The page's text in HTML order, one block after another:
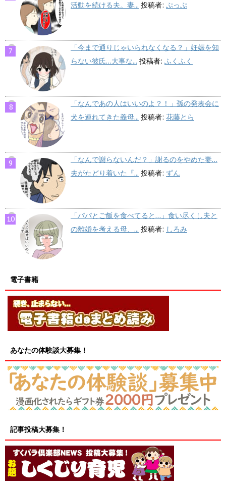
活動を続ける夫。妻... 投稿者: ぷっぷ
「今まで通りじゃいられなくなる？」妊娠を知
らない彼氏…大事な... 投稿者: ふくふく
「なんであの人はいいのよ？！」孫の発表会に
犬を連れてきた義母... 投稿者: 花藤とら
「なんで謝らないんだ？」謝るのをやめた妻…
夫がたどり着いた『... 投稿者: ずん
「パパとご飯を食べてると…」食い尽くし夫と
の離婚を考える母、... 投稿者: しろみ
電子書籍
あなたの体験談大募集！
記事投稿大募集！